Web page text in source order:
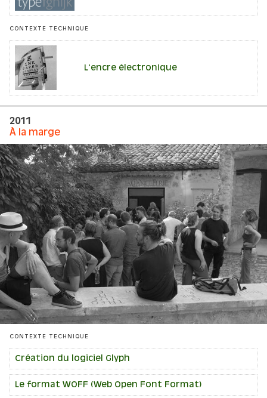
CONTEXTE TECHNIQUE
L'encre électronique
2011
À la marge
CONTEXTE TECHNIQUE
Création du logiciel Glyph
Le format WOFF (Web Open Font Format)